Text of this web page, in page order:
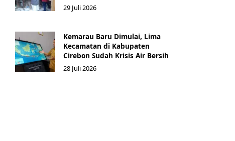
29 Juli 2026
Kemarau Baru Dimulai, Lima
Kecamatan di Kabupaten
Cirebon Sudah Krisis Air Bersih
28 Juli 2026